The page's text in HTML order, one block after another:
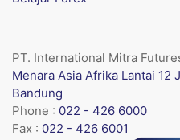
PT. International Mitra
Menara Asia Afrika Lantai 12
Bandung
Phone : 022 - 426 6000
Fax : 022 - 426 6001